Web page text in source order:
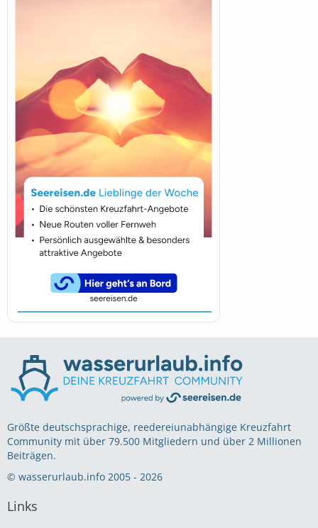
Größte deutschsprachige, reedereiunabhängige Kreuzfahrt
Community mit über 79.500 Mitgliedern und über 2 Millionen
Beiträgen.
© wasserurlaub.info 2005 - 2026
Links